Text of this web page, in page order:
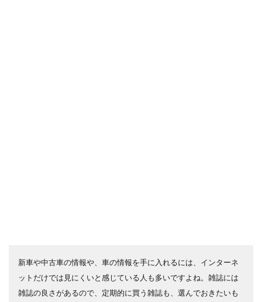
新車や中古車の情報や、車の情報を手に入れるには、インターネ
ットだけでは見にくいと感じている人も多いですよね。雑誌には
雑誌の良さがあるので、定期的に買う雑誌も、選んでおきたいも